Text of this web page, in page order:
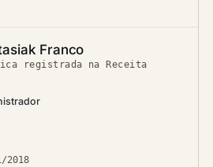
Franco
registrada na Receita
2018